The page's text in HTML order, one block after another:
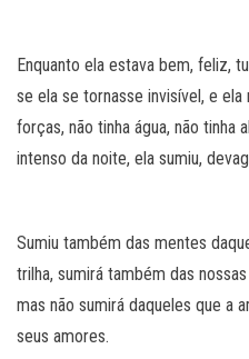
Enquanto ela estava bem, feliz,
se ela se tornasse invisível, e
forças, não tinha água, não tinha
intenso da noite, ela sumiu,
Sumiu também das mentes
trilha, sumirá também das
mas não sumirá daqueles que a
seus amores.